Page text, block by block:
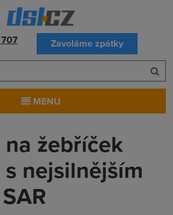
Zavoláme zpátky
MENU
žebříček
nejsilnějším